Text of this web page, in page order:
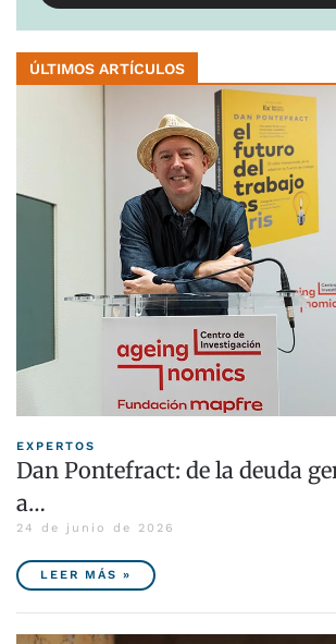
ÚLTIMOS ARTÍCULOS
EXPERTOS
Dan Pontefract: de la deuda
a…
24 de junio de 2026
LEER MÁS »